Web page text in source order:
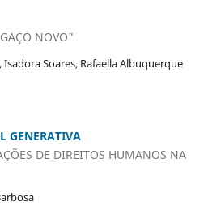
NOVO"
Soares, Rafaella Albuquerque
GENERATIVA
DE DIREITOS HUMANOS NA